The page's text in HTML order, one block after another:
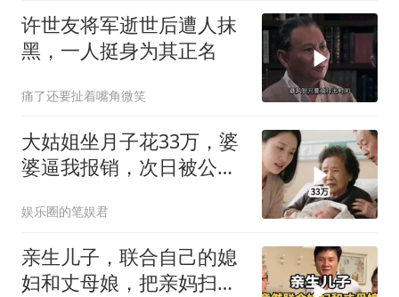
许世友将军逝世后遭人抹
黑，一人挺身为其正名
痛了还要扯着嘴角微笑
大姑姐坐月子花33万，婆
婆逼我报销，次日被公公
娱乐圈的笔娱君
亲生儿子，联合自己的媳
妇和丈母娘，把亲妈扫地